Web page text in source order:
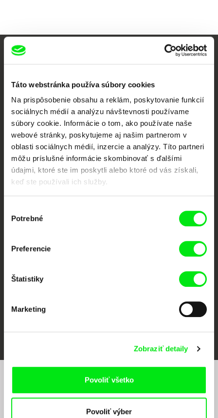
Táto webstránka používa súbory cookies
Na prispôsobenie obsahu a reklám, poskytovanie funkcií
sociálnych médií a analýzu návštevnosti používame
súbory cookie. Informácie o tom, ako používate naše
webové stránky, poskytujeme aj našim partnerom v
oblasti sociálnych médií, inzercie a analýzy. Títo partneri
môžu príslušné informácie skombinovať s ďalšími
údajmi, ktoré ste im poskytli alebo ktoré od vás získali,
keď ste používali ich služby.
súhlasu
Potrebné
Preferencie
Štatistiky
Marketing
Zobraziť detaily
Povoliť všetko
Povoliť výber
Vaše online kino
Nové filmy každý týždeň
Portál DAFilms vznikol vďaka tvorivej spolupráci siedmich významných
európskych festivalov dokumentárneho filmu združených pod Doc Alliance.
Členovia Doc Alliance
Chcete byť pravidelne informovaní o našom
filmovom programe?